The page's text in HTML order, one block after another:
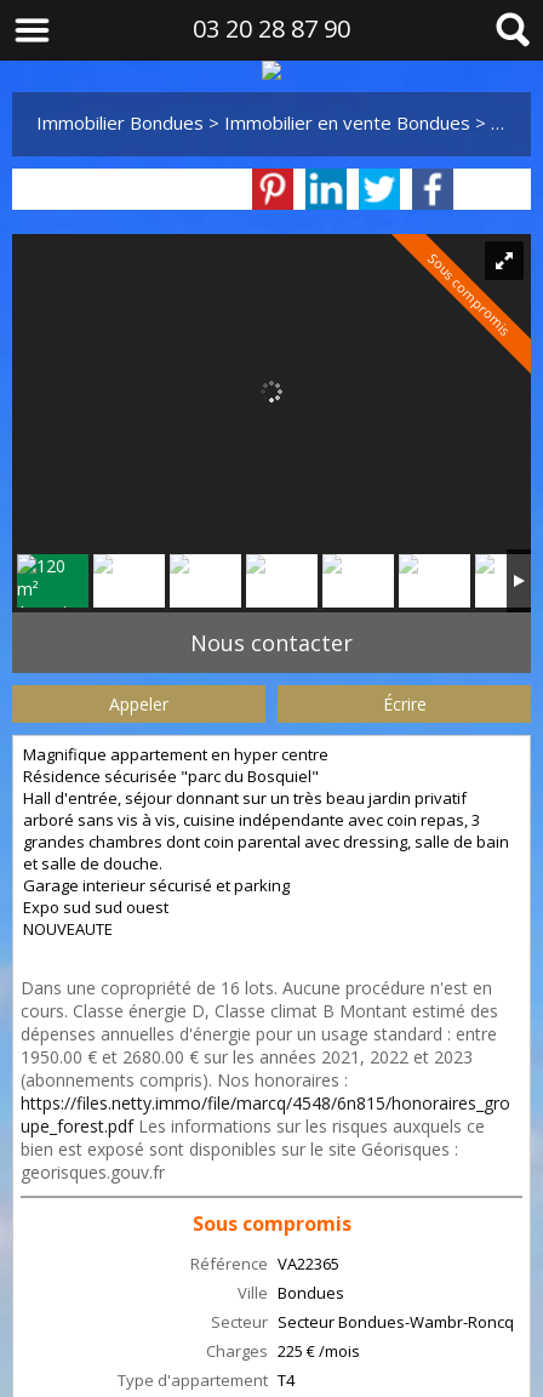
03 20 28 87 90
Immobilier Bondues > Immobilier en vente Bondues > T4
Sous compromis
Nous contacter
Appeler Écrire
Magnifique appartement en hyper centre
Résidence sécurisée "parc du Bosquiel"
Hall d'entrée, séjour donnant sur un très beau jardin privatif
arboré sans vis à vis, cuisine indépendante avec coin repas, 3
grandes chambres dont coin parental avec dressing, salle de bain
et salle de douche.
Garage interieur sécurisé et parking
Expo sud sud ouest
NOUVEAUTE
Dans une copropriété de 16 lots. Aucune procédure n'est en
cours. Classe énergie D, Classe climat B Montant estimé des
dépenses annuelles d'énergie pour un usage standard : entre
1950.00 € et 2680.00 € sur les années 2021, 2022 et 2023
(abonnements compris). Nos honoraires :
https://files.netty.immo/file/marcq/4548/6n815/honoraires_gro
upe_forest.pdfLes informations sur les risques auxquels ce
bien est exposé sont disponibles sur le site Géorisques :
georisques.gouv.fr
Sous compromis
Référence VA22365
Ville Bondues
Secteur Secteur Bondues-Wambr-Roncq
Charges 225 € /mois
Type d'appartement T4